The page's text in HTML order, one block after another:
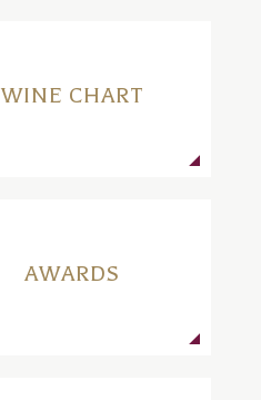
WINE CHART
AWARDS